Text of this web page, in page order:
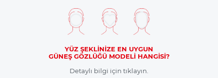
YÜZ ŞEKLİNİZE EN UYGUN
GÜNEŞ GÖZLÜĞÜ MODELİ HANGİSİ?
Detaylı bilgi için tıklayın.